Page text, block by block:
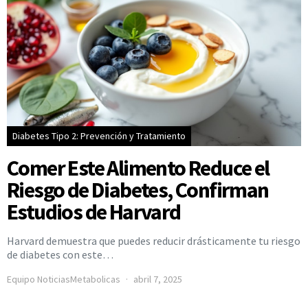
Diabetes Tipo 2: Prevención y Tratamiento
Comer Este Alimento Reduce el
Riesgo de Diabetes, Confirman
Estudios de Harvard
Harvard demuestra que puedes reducir drásticamente tu riesgo
de diabetes con este…
Equipo NoticiasMetabolicas abril 7, 2025